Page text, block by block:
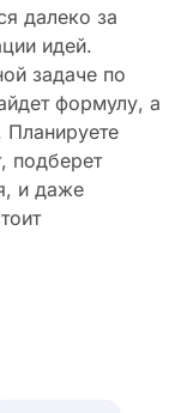
далеко за
идей.
задаче по
формулу, а
подберет
и даже